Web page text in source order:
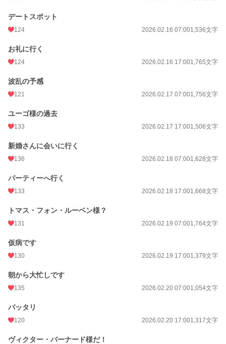
デートスポット
124 2026.02.16 07:001,536文字
お礼に行く
124 2026.02.16 17:001,765文字
波乱の予感
121 2026.02.17 07:001,756文字
ユーゴ様の過去
133 2026.02.17 17:001,506文字
新婚さんに会いに行く
136 2026.02.18 07:001,628文字
パーティーへ行く
133 2026.02.18 17:001,668文字
トマス・フォン・ルーベン様？
131 2026.02.19 07:001,764文字
仮病です
130 2026.02.19 17:001,379文字
朝から大忙しです
135 2026.02.20 07:001,054文字
バッタリ
120 2026.02.20 17:001,317文字
ヴィクター・バーナード様だ！